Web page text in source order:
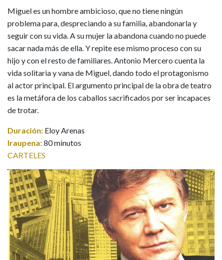
Miguel es un hombre ambicioso, que no tiene ningún
problema para, despreciando a su familia, abandonarla y
seguir con su vida. A su mujer la abandona cuando no puede
sacar nada más de ella. Y repite ese mismo proceso con su
hijo y con el resto de familiares. Antonio Mercero cuenta la
vida solitaria y vana de Miguel, dando todo el protagonismo
al actor principal. El argumento principal de la obra de teatro
es la metáfora de los caballos sacrificados por ser incapaces
de trotar.
Duración: Eloy Arenas
Iraupena:80 minutos
CARTELES